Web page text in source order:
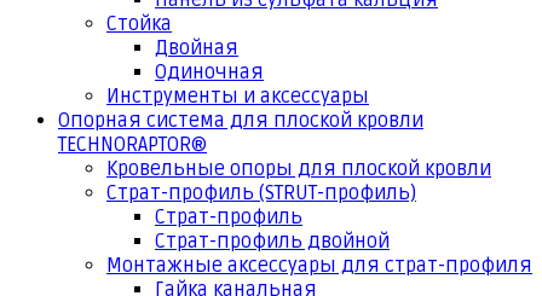
Стойка
Двойная
Одиночная
Инструменты и аксессуары
Опорная система для плоской кровли
TECHNORAPTOR®
Кровельные опоры для плоской кровли
Страт-профиль (STRUT-профиль)
Страт-профиль
Страт-профиль двойной
Монтажные аксессуары для страт-профиля
Гайка канальная